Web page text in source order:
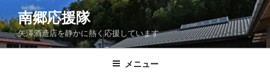
ン
テ
ン
南郷応援隊
矢澤酒造店を静かに熱く応援しています
メニュー